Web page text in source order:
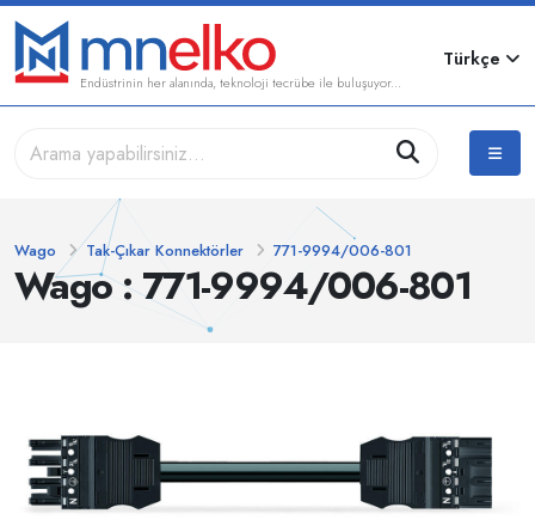
Endüstrinin her alanında, teknoloji tecrübe ile buluşuyor...
Türkçe
Wago : 771-9994/006-801
Wago Tak-Çıkar Konnektörler 771-9994/006-801